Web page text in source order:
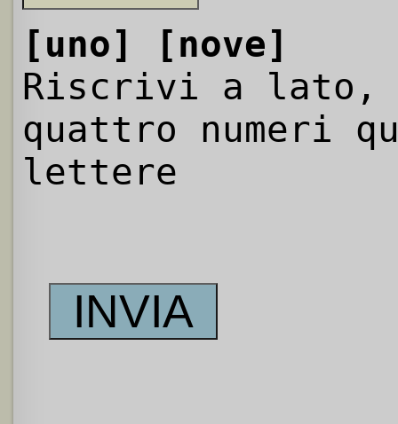
[uno]
[nove]
Riscrivi a
quattro numeri
lettere